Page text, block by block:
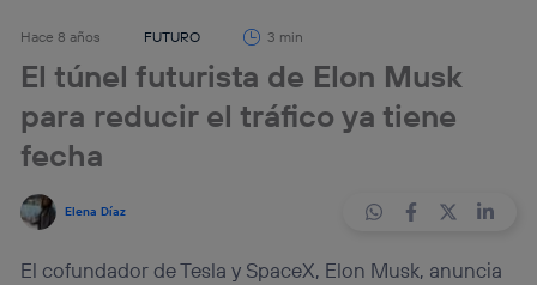
Hace 8 años FUTURO 3 min
El túnel futurista de Elon Musk
para reducir el tráfico ya tiene
fecha
Elena Díaz
El cofundador de Tesla y SpaceX, Elon Musk, anuncia